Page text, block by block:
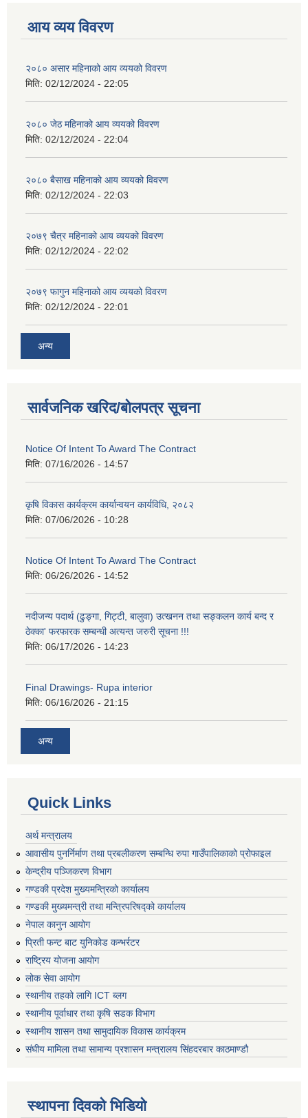
आय व्यय विवरण
२०८० असार महिनाको आय व्ययको विवरण
मिति: 02/12/2024 - 22:05
२०८० जेठ महिनाको आय व्ययको विवरण
मिति: 02/12/2024 - 22:04
२०८० बैसाख महिनाको आय व्ययको विवरण
मिति: 02/12/2024 - 22:03
२०७९ चैत्र महिनाको आय व्ययको विवरण
मिति: 02/12/2024 - 22:02
२०७९ फागुन महिनाको आय व्ययको विवरण
मिति: 02/12/2024 - 22:01
अन्य
सार्वजनिक खरिद/बोलपत्र सूचना
Notice Of Intent To Award The Contract
मिति: 07/16/2026 - 14:57
कृषि विकास कार्यक्रम कार्यान्वयन कार्यविधि, २०८२
मिति: 07/06/2026 - 10:28
Notice Of Intent To Award The Contract
मिति: 06/26/2026 - 14:52
नदीजन्य पदार्थ (ढुङ्गा, गिट्टी, बालुवा) उत्खनन तथा सङ्कलन कार्य बन्द र
ठेक्का' फरफारक सम्बन्धी अत्यन्त जरुरी सूचना !!!
मिति: 06/17/2026 - 14:23
Final Drawings- Rupa interior
मिति: 06/16/2026 - 21:15
अन्य
Quick Links
अर्थ मन्त्रालय
आवासीय पुनर्निर्माण तथा प्रबलीकरण सम्बन्धि रुपा गाउँपालिकाको प्रोफाइल
केन्द्रीय पञ्जिकरण विभाग
गण्डकी प्रदेश मुख्यमन्त्रिको कार्यालय
गण्डकी मुख्यमन्त्री तथा मन्त्रिपरिषद्को कार्यालय
नेपाल कानुन आयोग
प्रिती फन्ट बाट युनिकोड कन्भर्रटर
राष्ट्रिय योजना आयोग
लोक सेवा आयोग
स्थानीय तहको लागि ICT ब्लग
स्थानीय पूर्वाधार तथा कृषि सडक विभाग
स्थानीय शासन तथा सामुदायिक विकास कार्यक्रम
संघीय मामिला तथा सामान्य प्रशासन मन्त्रालय सिंहदरबार काठमाण्डौ
स्थापना दिवको भिडियो